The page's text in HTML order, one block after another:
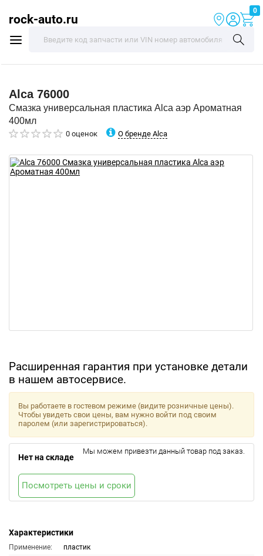
rock-auto.ru
0
Alca 76000
Смазка универсальная пластика Alca аэр Ароматная
400мл
0 оценок О бренде Alca
Расширенная гарантия при установке детали
в нашем автосервисе.
Характеристики
Применение:
пластик
Вы работаете в гостевом режиме (видите розничные цены).
Чтобы увидеть свои цены, вам нужно войти под своим
паролем (или зарегистрироваться).
Нет на складе
Мы можем привезти данный товар под заказ.
Посмотреть цены и сроки